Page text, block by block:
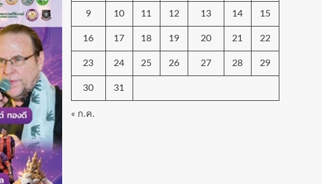
9 10 11 12 13 14 15
16 17 18 19 20 21 22
23 24 25 26 27 28 29
30 31
« ก.ค.